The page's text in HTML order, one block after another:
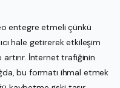
entegre etmeli çünkü
hale getirerek etkileşim
İnternet trafiğinin
bu formatı ihmal etmek